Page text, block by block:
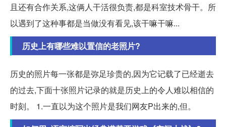
且还有合作关系,这俩人干活很负责,都是科室技术骨干。所
以遇到了这种事都是当做没有看见,该干嘛干嘛...
历史上有哪些难以置信的老照片?
历史的照片每一张都是弥足珍贵的,因为它记载了已经逝去
的过去,下面十张照片记录的就是历史上的令人难以相信的
时刻。 1.一直以为这个照片是我们网友P出来的,但。